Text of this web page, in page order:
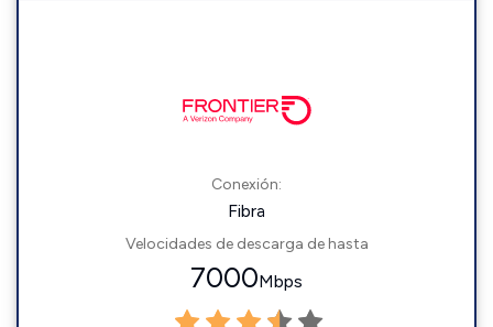
Conexión:
Fibra
Velocidades de descarga de hasta
7000Mbps